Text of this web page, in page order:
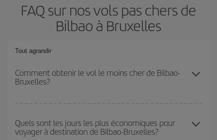
FAQ sur nos vols pas chers de
Bilbao à Bruxelles
Tout agrandir
Comment obtenir le vol le moins cher de Bilbao-
Bruxelles?
bénéficiez du tarif le plus bas en évitant les hautes saisons, en
achetant à l'avance et en restant flexible sur les dates et les
Quels sont les jours les plus économiques pour
voyager à destination de Bilbao-Bruxelles?